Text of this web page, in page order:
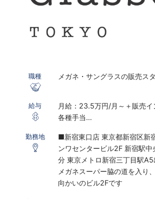
職種 メガネ・サングラスの販売ス
給与
月給：23.5万円/月～＋販売イ
各種手当
※インセンティブ2023年度上
体平均：月額23,610円、店長
72,703円
※固定残業代30時間～45時間
勤務地
■新宿東口店 東京都新宿区新
ンワセンタービル2F 新宿駅
分 東京メトロ新宿三丁目駅
メガネスーパー脇の道を入り
向かいのビル2Fです